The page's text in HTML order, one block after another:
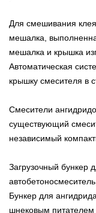
Для смешивания
мешалка,
мешалка и крышка
Автоматическая
крышку смесителя в
Смесители
существующий
независимый
Загрузочный бункер
Бункер для
шнековым питателем